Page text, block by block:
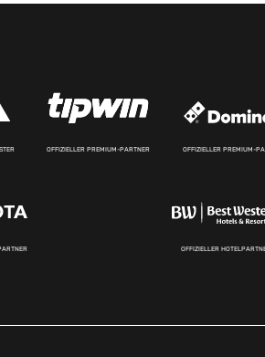
OFFIZIELLER PREMIUM-PARTNER OFFIZIELLER PREMIUM-
OFFIZIELLER